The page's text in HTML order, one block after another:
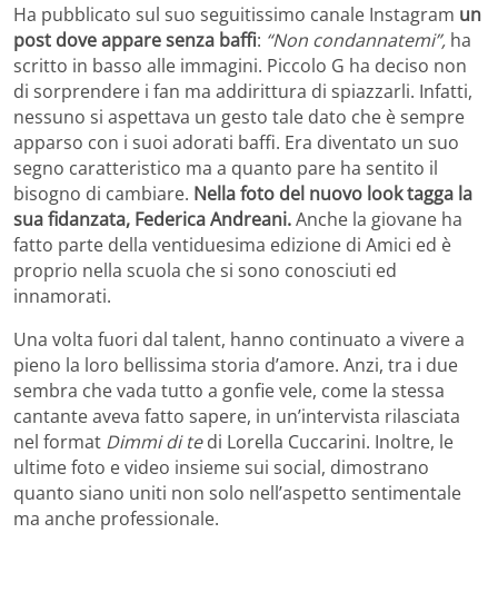
Ha pubblicato sul suo seguitissimo canale Instagram un
post dove appare senza baffi: “Non condannatemi”, ha
scritto in basso alle immagini. Piccolo G ha deciso non
di sorprendere i fan ma addirittura di spiazzarli. Infatti,
nessuno si aspettava un gesto tale dato che è sempre
apparso con i suoi adorati baffi. Era diventato un suo
segno caratteristico ma a quanto pare ha sentito il
bisogno di cambiare. Nella foto del nuovo look tagga la
sua fidanzata, Federica Andreani.Anche la giovane ha
fatto parte della ventiduesima edizione di Amici ed è
proprio nella scuola che si sono conosciuti ed
innamorati.
Una volta fuori dal talent, hanno continuato a vivere a
pieno la loro bellissima storia d’amore. Anzi, tra i due
sembra che vada tutto a gonfie vele, come la stessa
cantante aveva fatto sapere, in un’intervista rilasciata
nel format Dimmi di tedi Lorella Cuccarini. Inoltre, le
ultime foto e video insieme sui social, dimostrano
quanto siano uniti non solo nell’aspetto sentimentale
ma anche professionale.